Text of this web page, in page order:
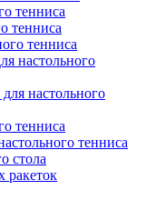
тенниса
тенниса
тенниса
настольного
настольного
тенниса
тенниса
стола
ракеток